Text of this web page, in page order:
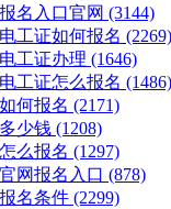
名入口官网 (3144)
工证如何报名 (2269)
工证办理 (1646)
工证怎么报名 (1486)
何报名 (2171)
少钱 (1208)
么报名 (1297)
网报名入口 (878)
名条件 (2299)